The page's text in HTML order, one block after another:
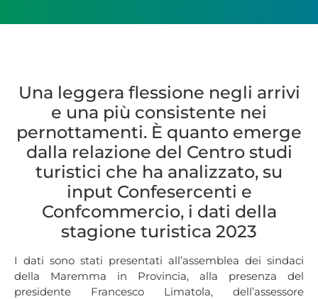
Una leggera flessione negli arrivi
e una più consistente nei
pernottamenti. È quanto emerge
dalla relazione del Centro studi
turistici che ha analizzato, su
input Confesercenti e
Confcommercio, i dati della
stagione turistica 2023
I dati sono stati presentati all’assemblea dei sindaci
della Maremma in Provincia, alla presenza del
presidente Francesco Limatola, dell’assessore